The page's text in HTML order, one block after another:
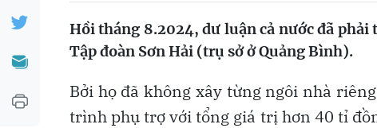
Hồi tháng 8.2024, dư luận cả nước đã
Tập đoàn Sơn Hải (trụ sở ở Quảng Bình).
Bởi họ đã không xây từng ngôi nhà
trình phụ trợ với tổng giá trị hơn 40 tỉ